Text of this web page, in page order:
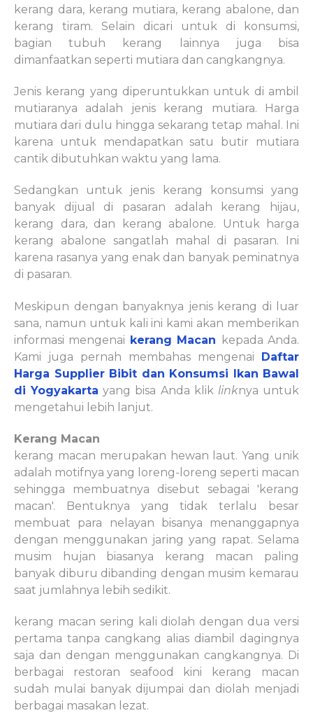
kerang dara, kerang mutiara, kerang abalone, dan
kerang tiram. Selain dicari untuk di konsumsi,
bagian tubuh kerang lainnya juga bisa
dimanfaatkan seperti mutiara dan cangkangnya.
Jenis kerang yang diperuntukkan untuk di ambil
mutiaranya adalah jenis kerang mutiara. Harga
mutiara dari dulu hingga sekarang tetap mahal. Ini
karena untuk mendapatkan satu butir mutiara
cantik dibutuhkan waktu yang lama.
Sedangkan untuk jenis kerang konsumsi yang
banyak dijual di pasaran adalah kerang hijau,
kerang dara, dan kerang abalone. Untuk harga
kerang abalone sangatlah mahal di pasaran. Ini
karena rasanya yang enak dan banyak peminatnya
di pasaran.
Meskipun dengan banyaknya jenis kerang di luar
sana, namun untuk kali ini kami akan memberikan
informasi mengenai kerang Macan
kepada Anda.
Kami juga pernah membahas mengenai Daftar
Harga Supplier Bibit dan Konsumsi Ikan Bawal
di Yogyakarta yang bisa Anda klik linknya untuk
mengetahui lebih lanjut.
Kerang Macan
kerang macan merupakan hewan laut. Yang unik
adalah motifnya yang loreng-loreng seperti macan
sehingga membuatnya disebut sebagai 'kerang
macan'. Bentuknya yang tidak terlalu besar
membuat para nelayan bisanya menanggapnya
dengan menggunakan jaring yang rapat. Selama
musim hujan biasanya kerang macan paling
banyak diburu dibanding dengan musim kemarau
saat jumlahnya lebih sedikit.
kerang macan sering kali diolah dengan dua versi
pertama tanpa cangkang alias diambil dagingnya
saja dan dengan menggunakan cangkangnya. Di
berbagai restoran seafood kini kerang macan
sudah mulai banyak dijumpai dan diolah menjadi
berbagai masakan lezat.